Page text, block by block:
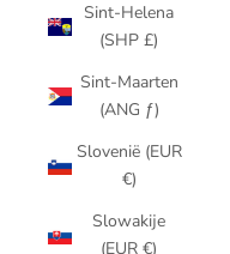
Sint-Helena
(SHP £)
Sint-Maarten
(ANG ƒ)
Slovenië (EUR
€)
Slowakije
(EUR €)